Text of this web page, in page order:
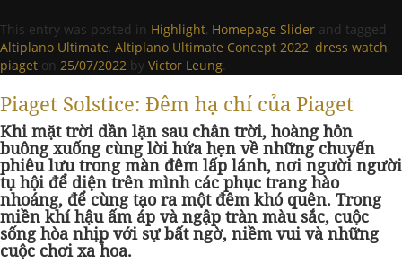
This entry was posted in Highlight, Homepage Slider and tagged
Altiplano Ultimate, Altiplano Ultimate Concept 2022, dress watch,
piaget on 25/07/2022 by Victor Leung.
Piaget Solstice: Đêm hạ chí của Piaget
Khi mặt trời dần lặn sau chân trời, hoàng hôn
buông xuống cùng lời hứa hẹn về những chuyến
phiêu lưu trong màn đêm lấp lánh, nơi người người
tụ hội để diện trên mình các phục trang hào
nhoáng, để cùng tạo ra một đêm khó quên. Trong
miền khí hậu ấm áp và ngập tràn màu sắc, cuộc
sống hòa nhịp với sự bất ngờ, niềm vui và những
cuộc chơi xa hoa.